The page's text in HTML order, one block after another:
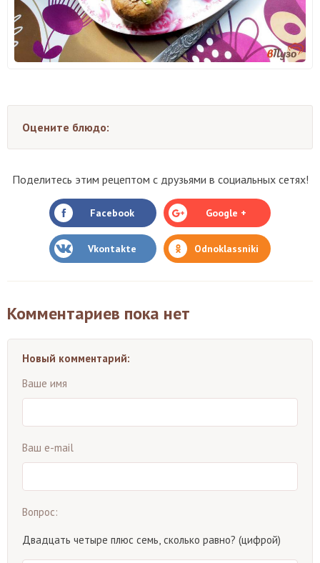
Оцените блюдо:
Поделитесь этим рецептом с друзьями в социальных сетях!
Facebook Google +
Vkontakte Odnoklassniki
Комментариев пока нет
Новый комментарий:
Ваше имя
Ваш e-mail
Вопрос:
Двадцать четыре плюс семь, сколько равно? (цифрой)